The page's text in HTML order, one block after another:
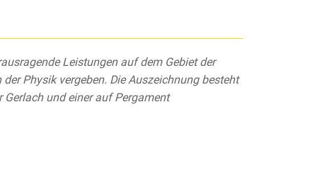
Leistungen auf dem Gebiet der
Physik vergeben. Die Auszeichnung besteht
und einer auf Pergament